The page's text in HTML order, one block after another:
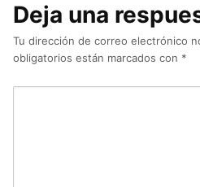
Deja una
Tu dirección de correo electrónico
obligatorios están marcados con *